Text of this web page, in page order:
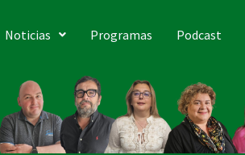
Noticias Programas Podcast